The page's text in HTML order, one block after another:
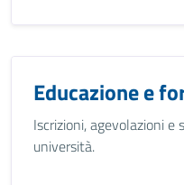
Educazione e
Iscrizioni, agevolazioni e
università.